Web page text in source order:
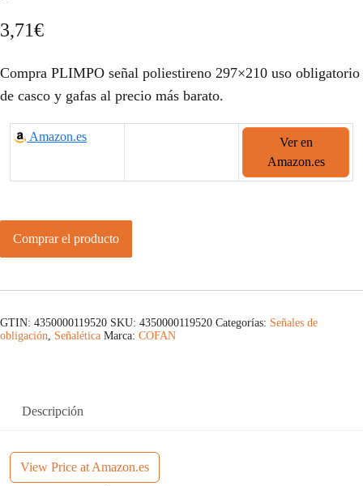
3,71€
Compra PLIMPO señal poliestireno 297×210 uso obligatorio
de casco y gafas al precio más barato.
Amazon.es
Ver en
Amazon.es
Comprar el producto
GTIN: 4350000119520 SKU: 4350000119520 Categorías: Señales de
obligación, Señalética Marca: COFAN
Descripción
View Price at Amazon.es